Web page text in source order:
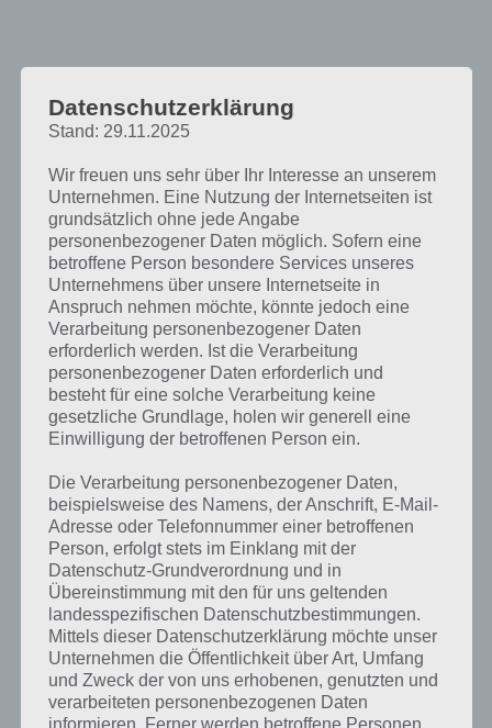
Kurze Begriffserklärung zur Lösung
Zweige
Zweige ist die Lösung für das tägliche Rätsel am 28.3.2018 in 4 Bilder
1 Wort, doch welche Bedeutung hat dieses eigentlich?
Ein Zweig wird in der Botanik definiert und allgemein gesprochen
handelt es sich um ein neues Organ, welches an ein anderes, welches
jenem gleichwertig ist. So sprechen wir von verzweigten Ästen oder
verzweigen Wurzeln.
Datenschutzerklärung
Stand: 29.11.2025
Wir freuen uns sehr über Ihr Interesse an unserem
Unternehmen. Eine Nutzung der Internetseiten ist
grundsätzlich ohne jede Angabe
personenbezogener Daten möglich. Sofern eine
betroffene Person besondere Services unseres
Unternehmens über unsere Internetseite in
Anspruch nehmen möchte, könnte jedoch eine
Verarbeitung personenbezogener Daten
erforderlich werden. Ist die Verarbeitung
personenbezogener Daten erforderlich und
besteht für eine solche Verarbeitung keine
gesetzliche Grundlage, holen wir generell eine
Einwilligung der betroffenen Person ein.
Die Verarbeitung personenbezogener Daten,
beispielsweise des Namens, der Anschrift, E-Mail-
Adresse oder Telefonnummer einer betroffenen
Person, erfolgt stets im Einklang mit der
Datenschutz-Grundverordnung und in
Übereinstimmung mit den für uns geltenden
landesspezifischen Datenschutzbestimmungen.
Mittels dieser Datenschutzerklärung möchte unser
Unternehmen die Öffentlichkeit über Art, Umfang
und Zweck der von uns erhobenen, genutzten und
verarbeiteten personenbezogenen Daten
informieren. Ferner werden betroffene Personen